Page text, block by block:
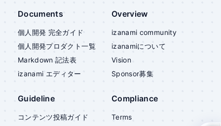
Documents
個人開発 完全ガイド
個人開発プロダクト一覧
Markdown 記法表
izanami エディター
Overview
izanami community
izanamiについて
Vision
Sponsor募集
Guideline
コンテンツ投稿ガイド
Compliance
Terms